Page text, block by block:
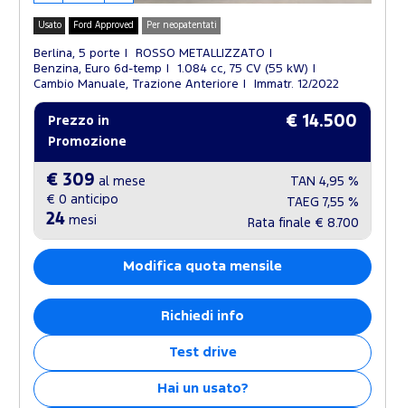
Usato Ford Approved Per neopatentati
Berlina, 5 porte
ROSSO METALLIZZATO
Benzina, Euro 6d-temp
1.084 cc, 75 CV (55 kW)
Cambio Manuale, Trazione Anteriore
Immatr. 12/2022
Prezzo in
Promozione
€ 14.500
€ 309 al mese
€ 0 anticipo
24 mesi
TAN 4,95 %
TAEG 7,55 %
Rata finale € 8.700
Modifica quota mensile
Richiedi info
Test drive
Hai un usato?